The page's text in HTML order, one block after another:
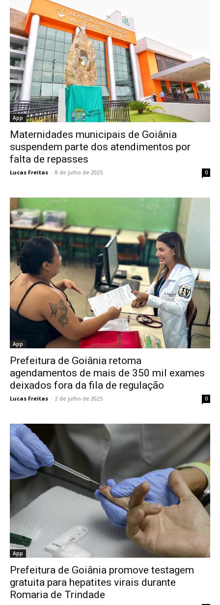
App
Maternidades municipais de Goiânia
suspendem parte dos atendimentos por
falta de repasses
Lucas Freitas - 8 de julho de 2025 0
App
Prefeitura de Goiânia retoma
agendamentos de mais de 350 mil exames
deixados fora da fila de regulação
Lucas Freitas - 2 de julho de 2025 0
App
Prefeitura de Goiânia promove testagem
gratuita para hepatites virais durante
Romaria de Trindade